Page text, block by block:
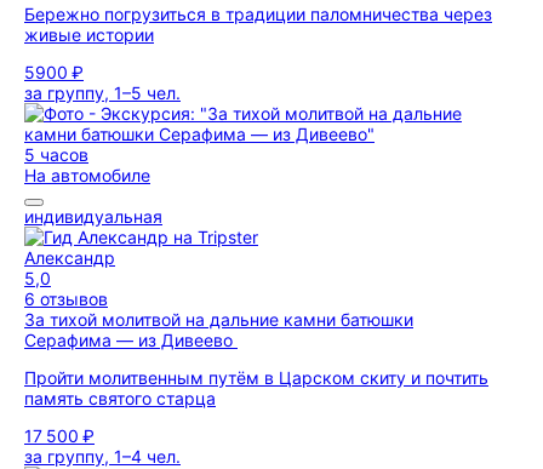
Бережно погрузиться в традиции паломничества через
живые истории
5900 ₽
за группу, 1–5 чел.
5 часов
На автомобиле
индивидуальная
Александр
5,0
6 отзывов
За тихой молитвой на дальние камни батюшки
Серафима — из Дивеево
Пройти молитвенным путём в Царском скиту и почтить
память святого старца
17 500 ₽
за группу, 1–4 чел.